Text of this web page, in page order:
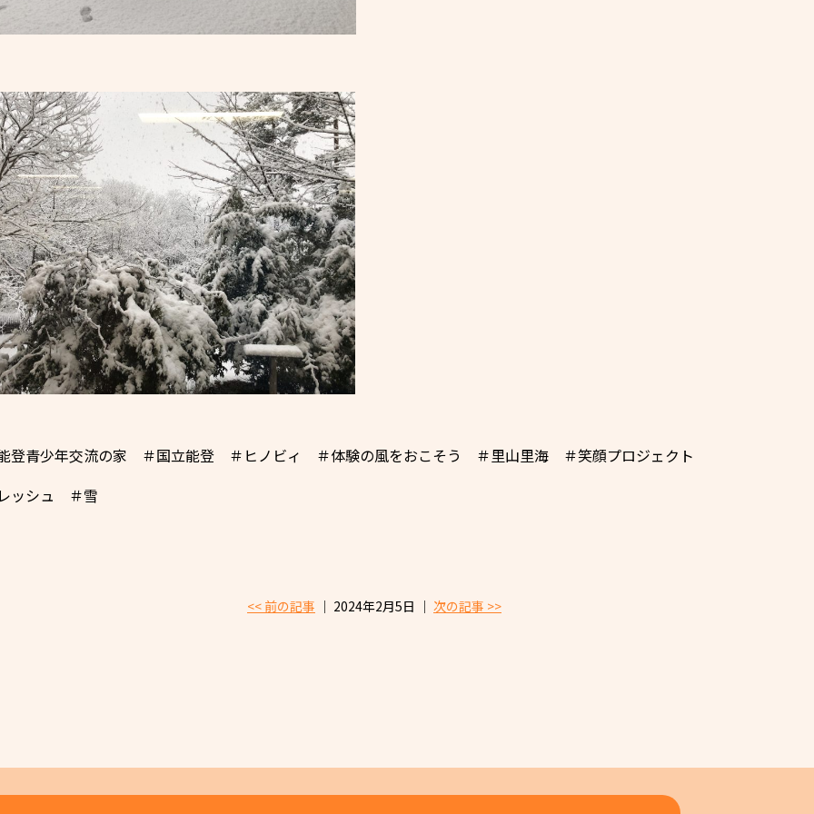
登青少年交流の家 ＃国立能登 ＃ヒノビィ ＃体験の風をおこそう ＃里山里海 ＃笑顔プロジェクト
ッシュ ＃雪
<< 前の記事 │ 2024年2月5日 │ 次の記事 >>